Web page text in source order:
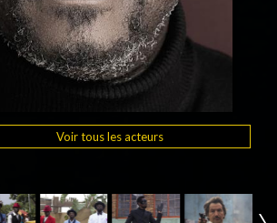
Voir tous les acteurs